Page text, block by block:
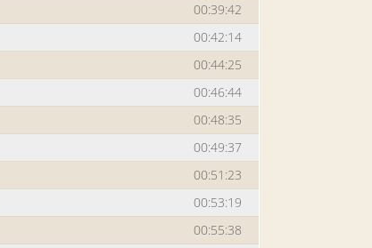
00:39:42
00:42:14
00:44:25
00:46:44
00:48:35
00:49:37
00:51:23
00:53:19
00:55:38